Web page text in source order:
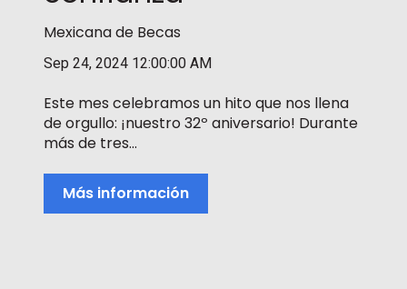
Mexicana de Becas
Sep 24, 2024 12:00:00 AM
Este mes celebramos un hito que nos llena
de orgullo: ¡nuestro 32º aniversario! Durante
más de tres...
Más información